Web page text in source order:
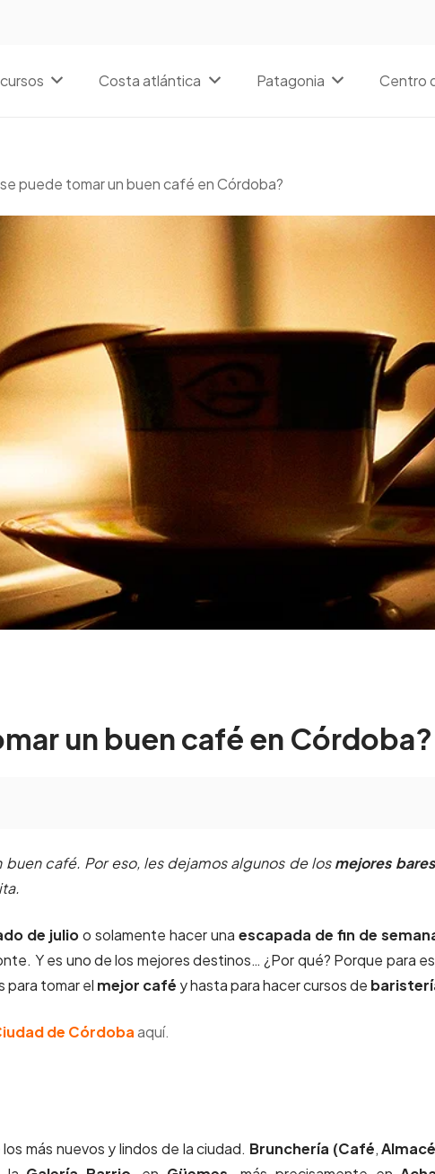
Costa atlántica Patagonia Centro
puede tomar un buen café en Córdoba?
un buen café en Córdoba?
buen café. Por eso, les dejamos algunos de losmejores
de julioo solamente hacer una escapada de fin de
Y es uno de los mejores destinos… ¿Por qué? Porque para
para tomar el mejor café y hasta para hacer cursos de
de Córdobaaquí.
más nuevos y lindos de la ciudad. Brunchería (Café,